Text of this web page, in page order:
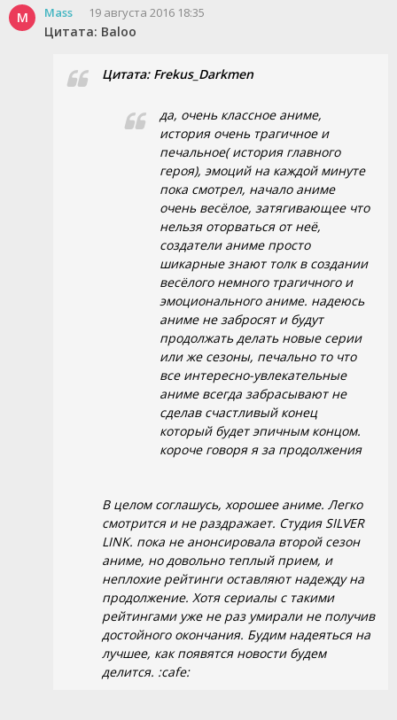
M Mass 19 августа 2016 18:35
Цитата: Baloo
Цитата: Frekus_Darkmen
да, очень классное аниме,
история очень трагичное и
печальное( история главного
героя), эмоций на каждой минуте
пока смотрел, начало аниме
очень весёлое, затягивающее что
нельзя оторваться от неё,
создатели аниме просто
шикарные знают толк в создании
весёлого немного трагичного и
эмоционального аниме. надеюсь
аниме не забросят и будут
продолжать делать новые серии
или же сезоны, печально то что
все интересно-увлекательные
аниме всегда забрасывают не
сделав счастливый конец
который будет эпичным концом.
короче говоря я за продолжения
В целом соглашусь, хорошее аниме. Легко
смотрится и не раздражает. Студия SILVER
LINK. пока не анонсировала второй сезон
аниме, но довольно теплый прием, и
неплохие рейтинги оставляют надежду на
продолжение. Хотя сериалы с такими
рейтингами уже не раз умирали не получив
достойного окончания. Будим надеяться на
лучшее, как появятся новости будем
делится. :cafe: